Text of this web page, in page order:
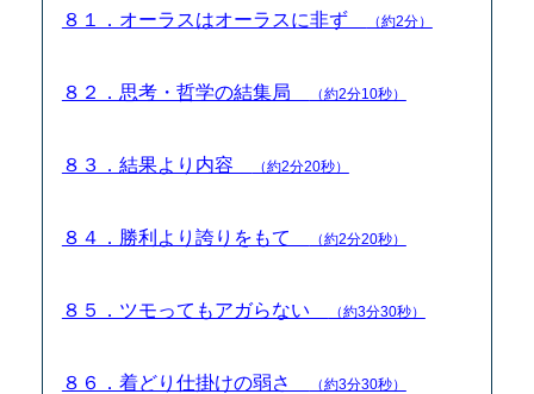
８１．オーラスはオーラスに非ず （約2分）
８２．思考・哲学の結集局 （約2分10秒）
８３．結果より内容 （約2分20秒）
８４．勝利より誇りをもて （約2分20秒）
８５．ツモってもアガらない （約3分30秒）
８６．着どり仕掛けの弱さ （約3分30秒）